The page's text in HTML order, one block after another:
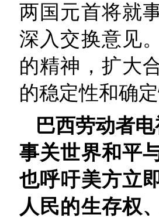
两国元首将就
深入交换意见
的精神，扩大
的稳定性和确定
巴西劳动者
事关世界和平
也呼吁美方立
人民的生存权